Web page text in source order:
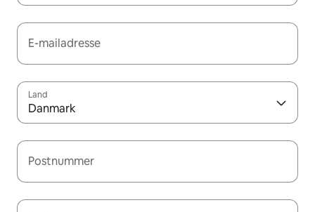
E-mailadresse
Land
Danmark
Postnummer